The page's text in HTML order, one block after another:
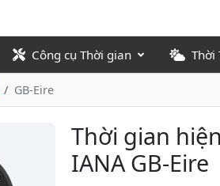
Công cụ Thời gian Thời
GB-Eire
Thời gian
IANA GB-Eire